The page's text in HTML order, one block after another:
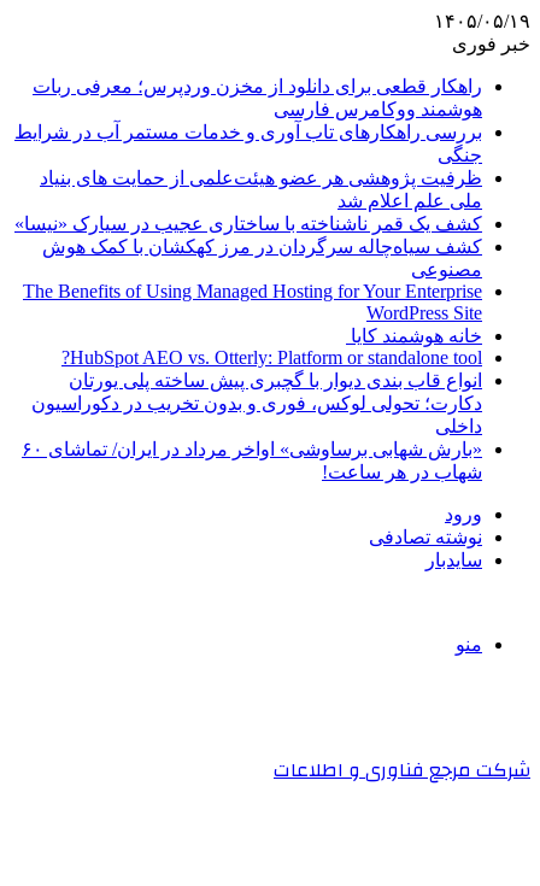
۱۴۰۵/۰۵/۱۹
خبر فوری
راهکار قطعی برای دانلود از مخزن وردپرس؛ معرفی ربات
هوشمند ووکامرس فارسی
بررسی راهکارهای تاب آوری و خدمات مستمر آب در شرایط
جنگی
ظرفیت پژوهشی هر عضو هیئت‌علمی از حمایت های بنیاد
ملی علم اعلام شد
کشف یک قمر ناشناخته با ساختاری عجیب در سیارک «نیسا»
کشف سیاه‌چاله سرگردان در مرز کهکشان با کمک هوش
مصنوعی
The Benefits of Using Managed Hosting for Your Enterprise
WordPress Site
خانه هوشمند کایا
HubSpot AEO vs. Otterly: Platform or standalone tool?
انواع قاب بندی دیوار با گچبری پیش ساخته پلی یورتان
دکارت؛ تحولی لوکس، فوری و بدون تخریب در دکوراسیون
داخلی
«بارش شهابی برساوشی» اواخر مرداد در ایران/ تماشای ۶۰
شهاب در هر ساعت!
ورود
نوشته تصادفی
سایدبار
منو
شرکت مرجع فناوری و اطلاعات